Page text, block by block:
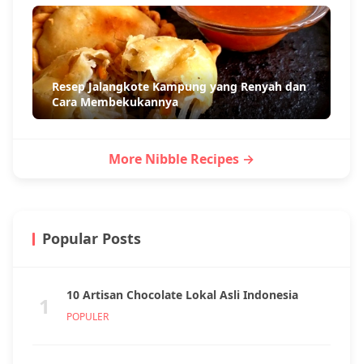
Resep Jalangkote Kampung yang Renyah dan
Cara Membekukannya
More Nibble Recipes →
Popular Posts
1 10 Artisan Chocolate Lokal Asli Indonesia
POPULER